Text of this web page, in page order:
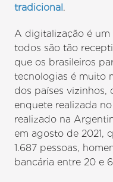
tradicional .
A digitalização é um
todos são tão
que os brasileiros
tecnologias é muito
dos países vizinhos,
enquete realizada
realizado na
em agosto de 2021,
1.687 pessoas,
bancária entre 20 e